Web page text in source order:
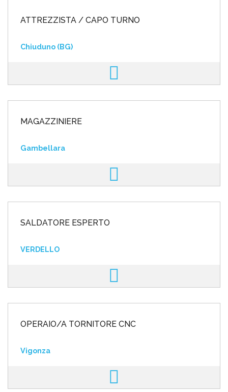
ATTREZZISTA / CAPO TURNO
Chiuduno (BG)
MAGAZZINIERE
Gambellara
SALDATORE ESPERTO
VERDELLO
OPERAIO/A TORNITORE CNC
Vigonza